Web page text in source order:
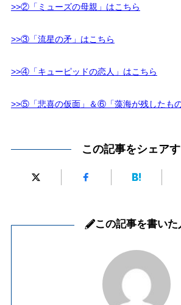
>>②「ミューズの母親」はこちら
>>③「流星の矛」はこちら
>>④「キューピッドの恋人」はこちら
>>⑤「悲喜の仮面」＆⑥「藻海が残したも
この記事をシェア
この記事を書いた